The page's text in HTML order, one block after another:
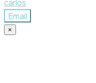
carlos
Email
×